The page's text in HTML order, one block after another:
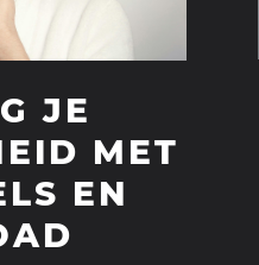
JE
MET
EN